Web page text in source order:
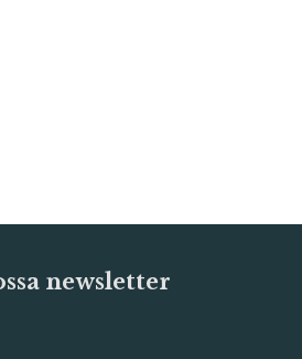
newsletter